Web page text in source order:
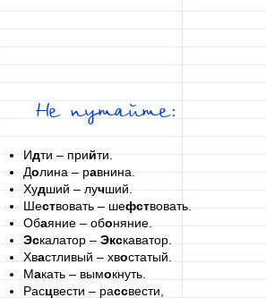
Не путайте:
Идти – прийти.
Долина – равнина.
Худший – лучший.
Шествовать – шефствовать.
Обаяние – обоняние.
Эскалатор – Экскаватор.
Хвастливый – хвостатый.
Макать – вымокнуть.
Расцвести – рассвести,